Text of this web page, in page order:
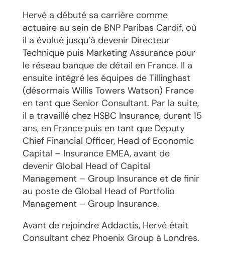
Hervé a débuté sa carrière comme
actuaire au sein de BNP Paribas Cardif, où
il a évolué jusqu’à devenir Directeur
Technique puis Marketing Assurance pour
le réseau banque de détail en France. Il a
ensuite intégré les équipes de Tillinghast
(désormais Willis Towers Watson) France
en tant que Senior Consultant. Par la suite,
il a travaillé chez HSBC Insurance, durant 15
ans, en France puis en tant que Deputy
Chief Financial Officer, Head of Economic
Capital – Insurance EMEA, avant de
devenir Global Head of Capital
Management – Group Insurance et de finir
au poste de Global Head of Portfolio
Management – Group Insurance.
Avant de rejoindre Addactis, Hervé était
Consultant chez Phoenix Group à Londres.